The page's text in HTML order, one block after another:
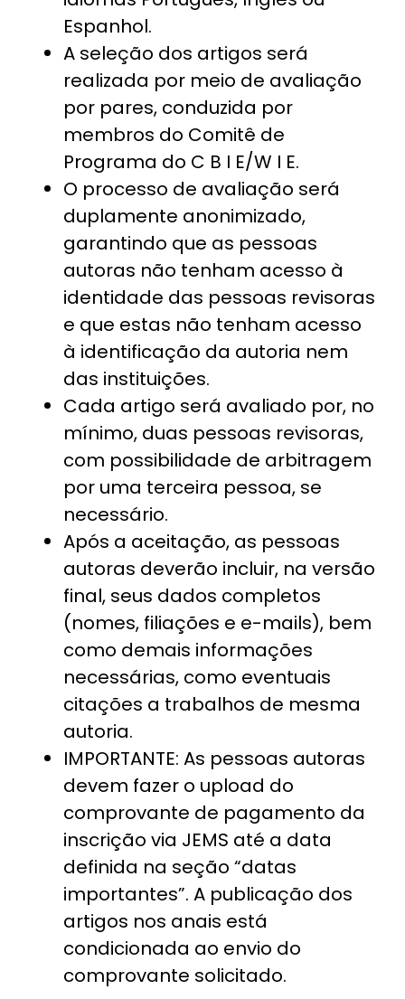
Espanhol.
A seleção dos artigos será
realizada por meio de avaliação
por pares, conduzida por
membros do Comitê de
Programa do C B I E/W I E.
O processo de avaliação será
duplamente anonimizado,
garantindo que as pessoas
autoras não tenham acesso à
identidade das pessoas revisoras
e que estas não tenham acesso
à identificação da autoria nem
das instituições.
Cada artigo será avaliado por, no
mínimo, duas pessoas revisoras,
com possibilidade de arbitragem
por uma terceira pessoa, se
necessário.
Após a aceitação, as pessoas
autoras deverão incluir, na versão
final, seus dados completos
(nomes, filiações e e-mails), bem
como demais informações
necessárias, como eventuais
citações a trabalhos de mesma
autoria.
IMPORTANTE: As pessoas autoras
devem fazer o upload do
comprovante de pagamento da
inscrição via JEMS até a data
definida na seção “datas
importantes”. A publicação dos
artigos nos anais está
condicionada ao envio do
comprovante solicitado.